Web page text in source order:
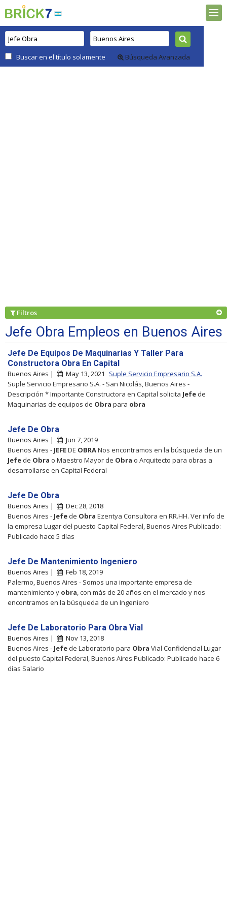
Buscar en el título solamente Búsqueda Avanzada
Filtros
Jefe Obra Empleos en Buenos Aires
Jefe De Equipos De Maquinarias Y Taller Para
Constructora Obra En Capital
Buenos Aires | May 13, 2021
Suple Servicio Empresario S.A.
Suple Servicio Empresario S.A. - San Nicolás, Buenos Aires -
Descripción * Importante Constructora en Capital solicita Jefe de
Maquinarias de equipos de Obra para obra
Jefe De Obra
Buenos Aires |
Jun 7, 2019
Buenos Aires - JEFEDE OBRANos encontramos en la búsqueda de un
Jefe de Obra o Maestro Mayor de Obra o Arquitecto para obras a
desarrollarse en Capital Federal
Jefe De Obra
Buenos Aires |
Dec 28, 2018
Buenos Aires - Jefe de Obra Ezentya Consultora en RR.HH. Ver info de
la empresa Lugar del puesto Capital Federal, Buenos Aires Publicado:
Publicado hace 5 días
Jefe De Mantenimiento Ingeniero
Buenos Aires |
Feb 18, 2019
Palermo, Buenos Aires - Somos una importante empresa de
mantenimiento y obra , con más de 20 años en el mercado y nos
encontramos en la búsqueda de un Ingeniero
Jefe De Laboratorio Para Obra Vial
Buenos Aires |
Nov 13, 2018
Buenos Aires - Jefe de Laboratorio para Obra Vial Confidencial Lugar
del puesto Capital Federal, Buenos Aires Publicado: Publicado hace 6
días Salario